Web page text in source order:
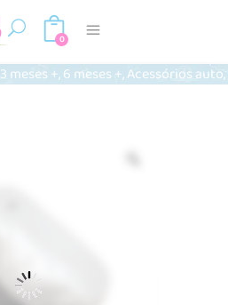
0
3 meses +,6 meses +,Acessórios auto,